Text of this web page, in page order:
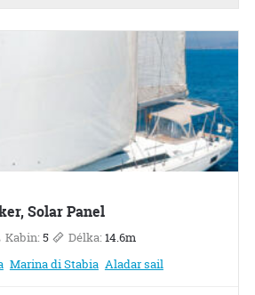
Solar Panel
Kabin: 5 Délka: 14.6m
Marina di Stabia Aladar sail